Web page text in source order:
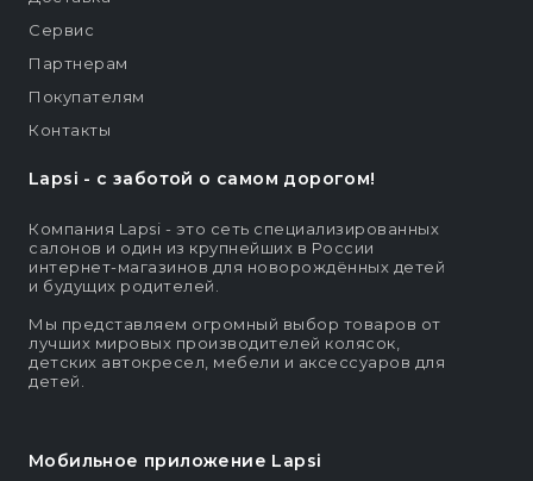
Lapsi - c заботой о самом дорогом!
Компания Lapsi - это сеть специализированных
салонов и один из крупнейших в России
интернет-магазинов для новорождённых детей
и будущих родителей.
Мы представляем огромный выбор товаров от
лучших мировых производителей колясок,
детских автокресел, мебели и аксессуаров для
детей.
Мобильное приложение Lapsi
Сервис
Партнерам
Покупателям
Контакты